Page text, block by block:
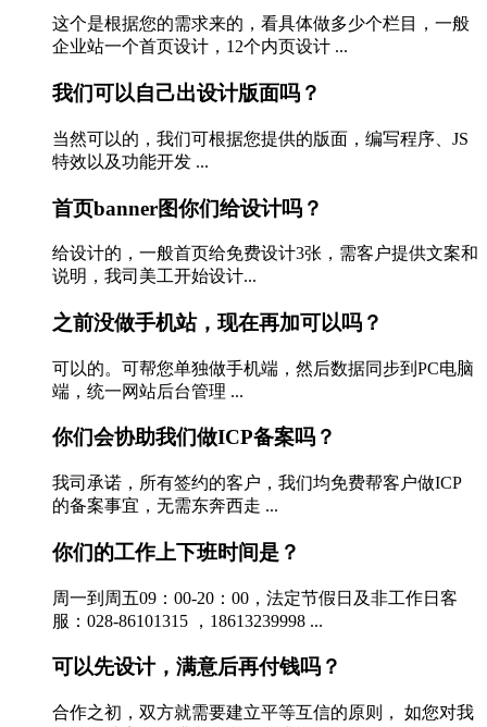
这个是根据您的需求来的，看具体做多少个栏目，一般
企业站一个首页设计，12个内页设计 ...
我们可以自己出设计版面吗？
当然可以的，我们可根据您提供的版面，编写程序、JS
特效以及功能开发 ...
首页banner图你们给设计吗？
给设计的，一般首页给免费设计3张，需客户提供文案和
说明，我司美工开始设计...
之前没做手机站，现在再加可以吗？
可以的。可帮您单独做手机端，然后数据同步到PC电脑
端，统一网站后台管理 ...
你们会协助我们做ICP备案吗？
我司承诺，所有签约的客户，我们均免费帮客户做ICP
的备案事宜，无需东奔西走 ...
你们的工作上下班时间是？
周一到周五09：00-20：00，法定节假日及非工作日客
服：028-86101315 ，18613239998 ...
可以先设计，满意后再付钱吗？
合作之初，双方就需要建立平等互信的原则， 如您对我